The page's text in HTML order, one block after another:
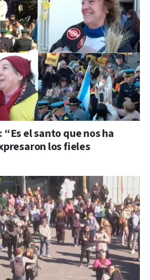
el santo que nos ha
los fieles